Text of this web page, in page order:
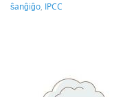
ŝanĝiĝo IPCC